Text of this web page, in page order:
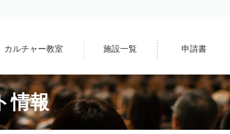
カルチャー教室 施設一覧 申請書
情報